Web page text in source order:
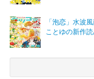
「泡恋」水波
ことゆの新作